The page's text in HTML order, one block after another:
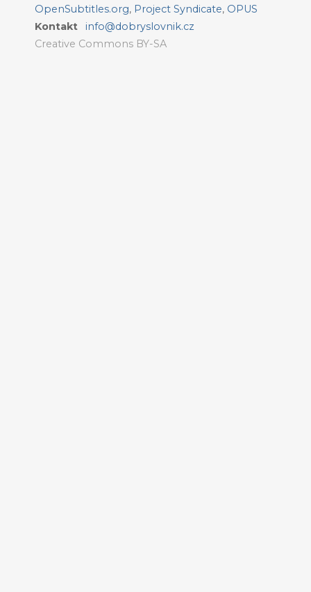
OpenSubtitles.org, Project Syndicate, OPUS
Kontakt
info@dobryslovnik.cz
Creative Commons BY-SA